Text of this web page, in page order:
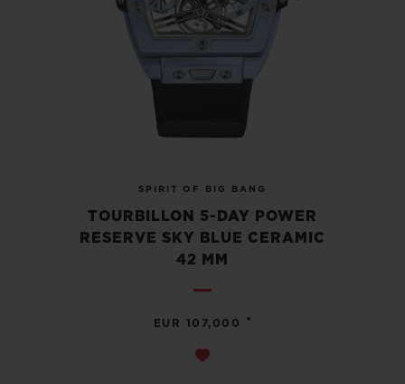
SPIRIT OF BIG BANG
TOURBILLON 5-DAY POWER
RESERVE SKY BLUE CERAMIC
42 MM
EUR 107,000 •